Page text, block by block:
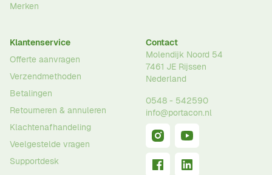
Merken
Klantenservice
Offerte aanvragen
Verzendmethoden
Betalingen
Retourneren & annuleren
Klachtenafhandeling
Veelgestelde vragen
Supportdesk
Contact
Molendijk Noord 54
7461 JE Rijssen
Nederland
0548 - 542590
info@portacon.nl